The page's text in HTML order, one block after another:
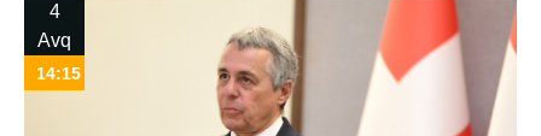
4
Avq
14:15